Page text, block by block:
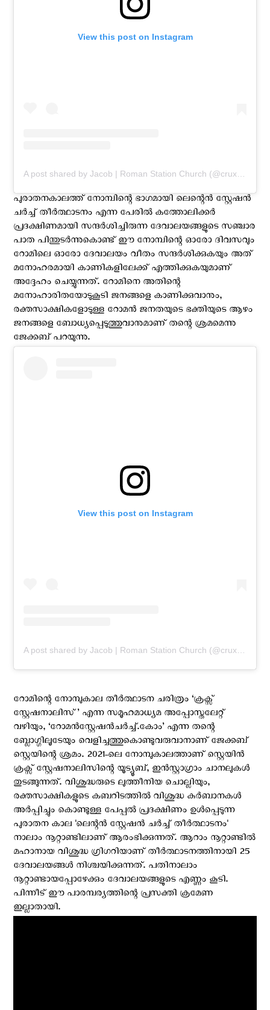
View this post on Instagram
A post shared by Jacob | Roman Station Church (@cruxstationalis)
പുരാതനകാലത്ത് നോമ്പിന്റെ ഭാഗമായി ലെന്റെന്‍ സ്റ്റേഷന്‍
ചര്‍ച്ച് തീര്‍ത്ഥാടനം എന്ന പേരില്‍ കത്തോലിക്കര്‍
പ്രദക്ഷിണമായി സന്ദര്‍ശിച്ചിരുന്ന ദേവാലയങ്ങളുടെ സഞ്ചാര
പാത പിന്തുടര്‍ന്നുകൊണ്ട് ഈ നോമ്പിന്റെ ഓരോ ദിവസവും
റോമിലെ ഓരോ ദേവാലയം വീതം സന്ദര്‍ശിക്കുകയും അത്
മനോഹരമായി കാണികളിലേക്ക് എത്തിക്കുകയുമാണ്
അദ്ദേഹം ചെയ്യുന്നത്. റോമിനെ അതിന്റെ
മനോഹാരിതയോടുകൂടി ജനങ്ങളെ കാണിക്കുവാനും,
രക്തസാക്ഷികളോടുള്ള റോമന്‍ ജനതയുടെ ഭക്തിയുടെ ആഴം
ജനങ്ങളെ ബോധ്യപ്പെടുത്തുവാനുമാണ് തന്റെ ശ്രമമെന്നു
ജേക്കബ് പറയുന്നു.
View this post on Instagram
റോമിന്റെ നോമ്പുകാല തീര്‍ത്ഥാടന ചരിത്രം ‘ക്രക്സ്
സ്റ്റേഷനാലിസ്’ എന്ന സമൂഹമാധ്യമ അപ്പോസ്തലേറ്റ്
വഴിയും, ‘റോമന്‍സ്റ്റേഷന്‍ചര്‍ച്ച്.കോം’ എന്ന തന്റെ
ബ്ലോഗ്ഗിലൂടേയും വെളിച്ചത്തുകൊണ്ടുവരുവാനാണ് ജേക്കബ്
സ്റ്റെയിന്റെ ശ്രമം. 2021-ലെ നോമ്പുകാലത്താണ് സ്റ്റെയിന്‍
ക്രക്സ് സ്റ്റേഷനാലിസിന്റെ യൂട്യൂബ്, ഇന്‍സ്റ്റാഗ്രാം ചാനലുകള്‍
തുടങ്ങുന്നത്. വിശുദ്ധരുടെ ലുത്തീനിയ ചൊല്ലിയും,
രക്തസാക്ഷികളുടെ കബറിടത്തില്‍ വിശുദ്ധ കുര്‍ബാനകള്‍
അര്‍പ്പിച്ചും കൊണ്ടുള്ള പേപ്പല്‍ പ്രദക്ഷിണം ഉള്‍പ്പെടുന്ന
പുരാതന കാല 'ലെന്റന്‍ സ്റ്റേഷന്‍ ചര്‍ച്ച് തീര്‍ത്ഥാടനം'
നാലാം നൂറ്റാണ്ടിലാണ് ആരംഭിക്കുന്നത്. ആറാം നൂറ്റാണ്ടില്‍
മഹാനായ വിശുദ്ധ ഗ്രിഗറിയാണ് തീര്‍ത്ഥാടനത്തിനായി 25
ദേവാലയങ്ങള്‍ നിശ്ചയിക്കുന്നത്. പതിനാലാം
നൂറ്റാണ്ടായപ്പോഴേക്കും ദേവാലയങ്ങളുടെ എണ്ണം കൂടി.
പിന്നീട് ഈ പാരമ്പര്യത്തിന്റെ പ്രസക്തി ക്രമേണ
ഇല്ലാതായി.